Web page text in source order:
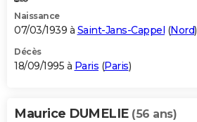
Naissance
07/03/1939 à Saint-Jans-Cappel (Nord)
Décès
18/09/1995 à Paris (Paris)
Maurice DUMELIE (56 ans)